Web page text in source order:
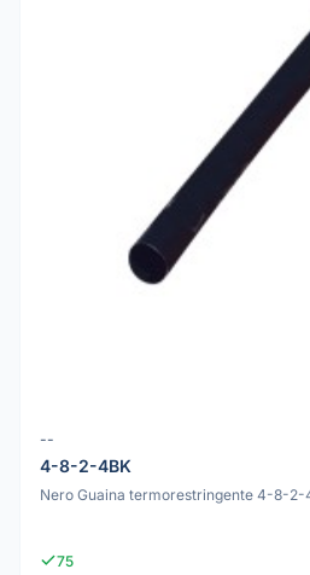
--
4-8-2-4BK
Nero Guaina termorestringente 4-8-2-
75